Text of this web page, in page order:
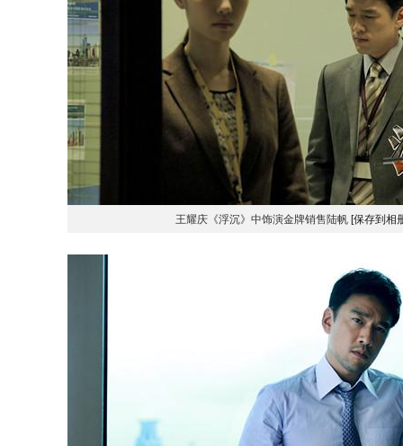
王耀庆《浮沉》中饰演金牌销售陆帆 [保存到相